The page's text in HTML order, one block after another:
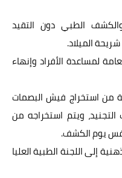
الطبي دون التقيد
الميلاد.
لمساعدة الأفراد وإنهاء
من استخراج فيش البصمات
التجنيد، ويتم استخراجه من
يوم الكشف.
إلى اللجنة الطبية العليا